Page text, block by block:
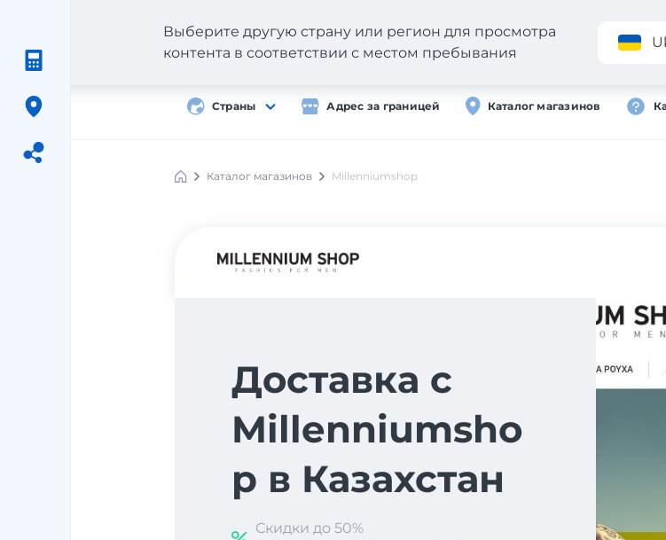
Страны Адрес за границей Каталог магазинов
Выберите другую страну или регион для просмотра
контента в соответствии с местом пребывания
Meest
Каталог магазинов Millenniumshop
Доставка с
Millenniumsho
p в Казахстан
Скидки до 50%